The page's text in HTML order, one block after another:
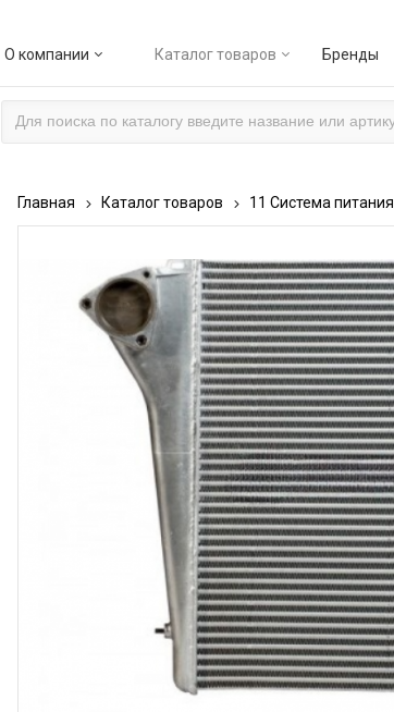
О компании Каталог товаров Бренды
Главная Каталог товаров 11 Система питания